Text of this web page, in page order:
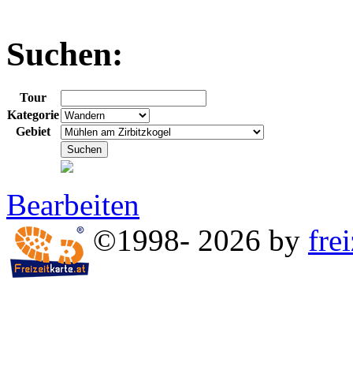
Suchen:
Tour
Kategorie
Gebiet
Bearbeiten
©1998- 2026 by